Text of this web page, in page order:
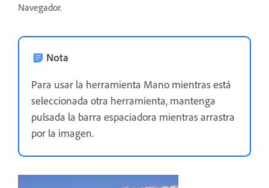
Navegador.
Nota
Para usar la herramienta Mano mientras está
seleccionada otra herramienta, mantenga
pulsada la barra espaciadora mientras arrastra
por la imagen.